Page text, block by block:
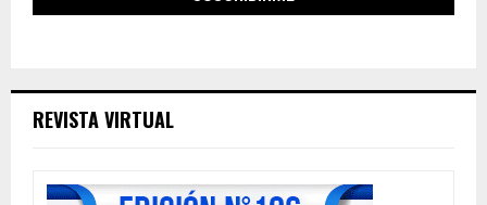
REVISTA VIRTUAL